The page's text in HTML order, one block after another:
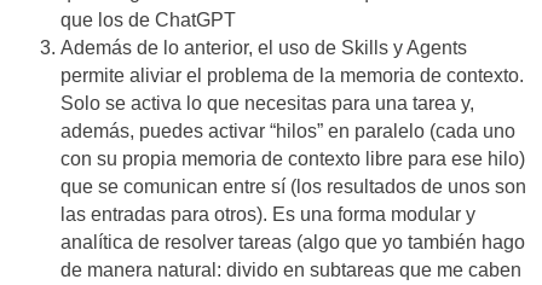
que los de ChatGPT
Además de lo anterior, el uso de Skills y Agents
permite aliviar el problema de la memoria de contexto.
Solo se activa lo que necesitas para una tarea y,
además, puedes activar “hilos” en paralelo (cada uno
con su propia memoria de contexto libre para ese hilo)
que se comunican entre sí (los resultados de unos son
las entradas para otros). Es una forma modular y
analítica de resolver tareas (algo que yo también hago
de manera natural: divido en subtareas que me caben